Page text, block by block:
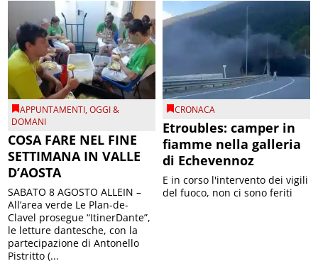
APPUNTAMENTI,OGGI &
DOMANI
COSA FARE NEL FINE
SETTIMANA IN VALLE
D’AOSTA
SABATO 8 AGOSTO ALLEIN –
All’area verde Le Plan-de-
Clavel prosegue “ItinerDante”,
le letture dantesche, con la
partecipazione di Antonello
Pistritto (...
CRONACA
Etroubles: camper in
fiamme nella galleria
di Echevennoz
E in corso l'intervento dei vigili
del fuoco, non ci sono feriti